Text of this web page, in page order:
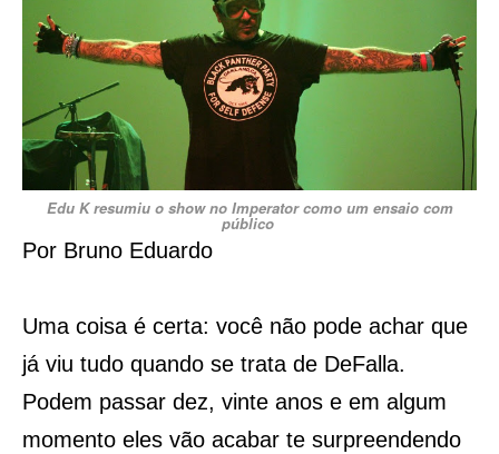
Edu K resumiu o show no Imperator como um ensaio com
público
Por Bruno Eduardo
Uma coisa é certa: você não pode achar que
já viu tudo quando se trata de DeFalla.
Podem passar dez, vinte anos e em algum
momento eles vão acabar te surpreendendo